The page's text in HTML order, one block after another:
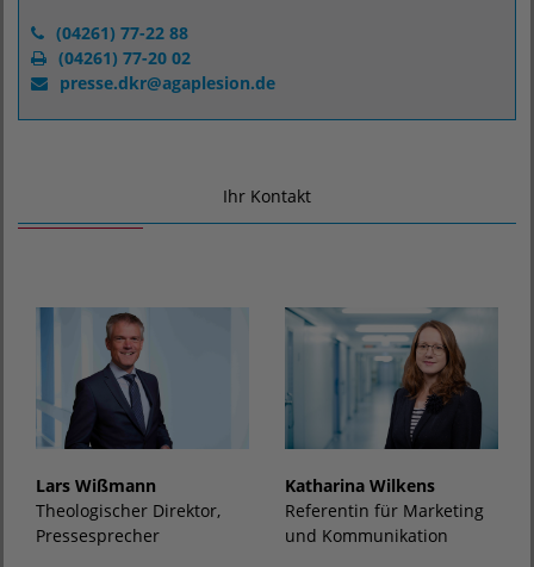
(04261) 77-22 88
(04261) 77-20 02
presse.dkr@agaplesion.de
Ihr Kontakt
Lars Wißmann
Theologischer Direktor,
Pressesprecher
Katharina Wilkens
Referentin für Marketing
und Kommunikation